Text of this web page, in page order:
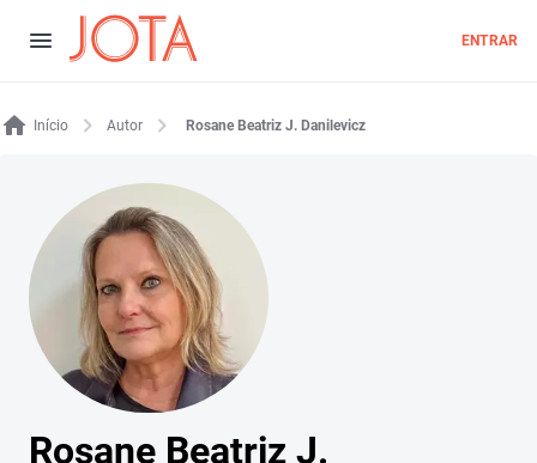
ENTRAR
Início Autor Rosane Beatriz J. Danilevicz
Rosane Beatriz J.